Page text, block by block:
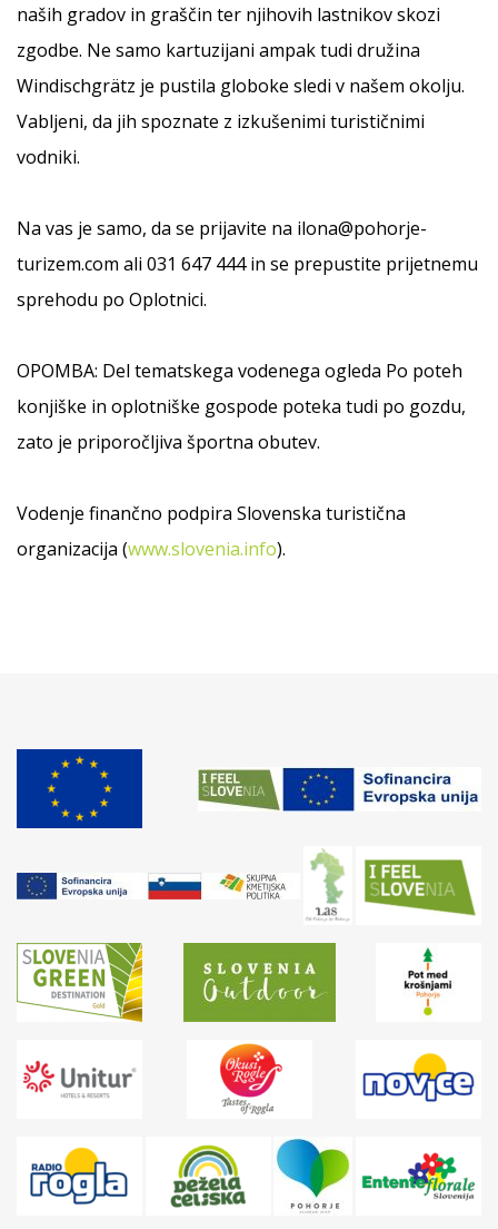
naših gradov in graščin ter njihovih lastnikov skozi
zgodbe. Ne samo kartuzijani ampak tudi družina
Windischgrätz je pustila globoke sledi v našem okolju.
Vabljeni, da jih spoznate z izkušenimi turističnimi
vodniki.
Na vas je samo, da se prijavite na ilona@pohorje-
turizem.com ali 031 647 444 in se prepustite prijetnemu
sprehodu po Oplotnici.
OPOMBA: Del tematskega vodenega ogleda Po poteh
konjiške in oplotniške gospode poteka tudi po gozdu,
zato je priporočljiva športna obutev.
Vodenje finančno podpira Slovenska turistična
organizacija (www.slovenia.info).